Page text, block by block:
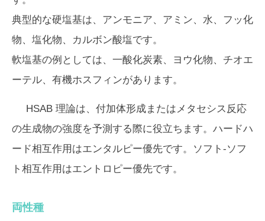
典型的な硬塩基は、アンモニア、アミン、水、フッ化
物、塩化物、カルボン酸塩です。
軟塩基の例としては、一酸化炭素、ヨウ化物、チオエ
ーテル、有機ホスフィンがあります。
HSAB 理論は、付加体形成またはメタセシス反応
の生成物の強度を予測する際に役立ちます。ハードハ
ード相互作用はエンタルピー優先です。ソフト-ソフ
ト相互作用はエントロピー優先です。
両性種